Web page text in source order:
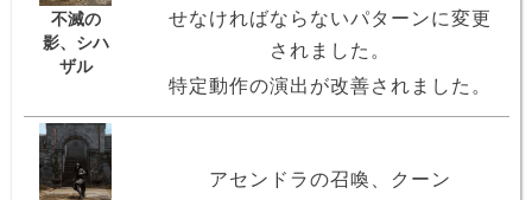
不滅の
影、シハ
ザル
せなければならないパターンに変更
されました。
特定動作の演出が改善されました。
アセンドラの召喚、クーン